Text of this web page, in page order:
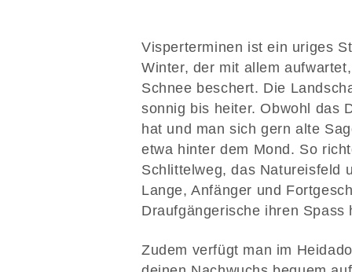
Visperterminen ist ein uriges
Winter, der mit allem
Schnee beschert. Die
sonnig bis heiter. Obwohl das
hat und man sich gern alte
etwa hinter dem Mond. So
Schlittelweg, das Natureisfeld
Lange, Anfänger und
Draufgängerische ihren Spass
Zudem verfügt man im